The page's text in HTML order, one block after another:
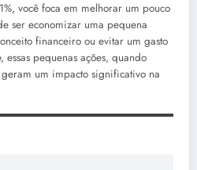
você foca em melhorar um pouco
ser economizar uma pequena
financeiro ou evitar um gasto
essas pequenas ações, quando
um impacto significativo na